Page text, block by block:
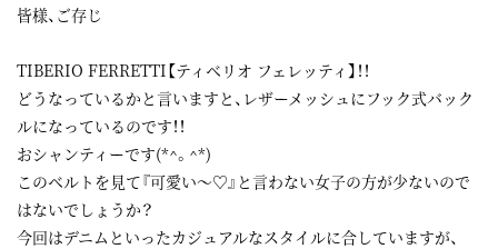
皆様、ご存じ
TIBERIO FERRETTI【ティベリオ フェレッティ】！！
どうなっているかと言いますと、レザーメッシュにフック式バック
ルになっているのです！！
おシャンティーです(*^。^*)
このベルトを見て『可愛い～♡』と言わない女子の方が少ないので
はないでしょうか？
今回はデニムといったカジュアルなスタイルに合していますが、